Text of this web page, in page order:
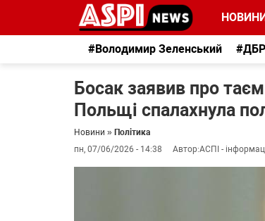
#Володимир Зеленський #ДБР
Босак заявив про
Польщі спалахнула
Новини » Політика
пн, 07/06/2026 - 14:38
Автор:АСПІ -